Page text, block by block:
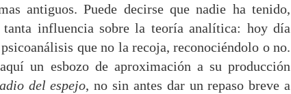
antiguos. Puede decirse que nadie ha tenido,
tanta influencia sobre la teoría analítica: hoy día
que no la recoja, reconociéndolo o no.
un esbozo de aproximación a su producción
del espejo, no sin antes dar un repaso breve a